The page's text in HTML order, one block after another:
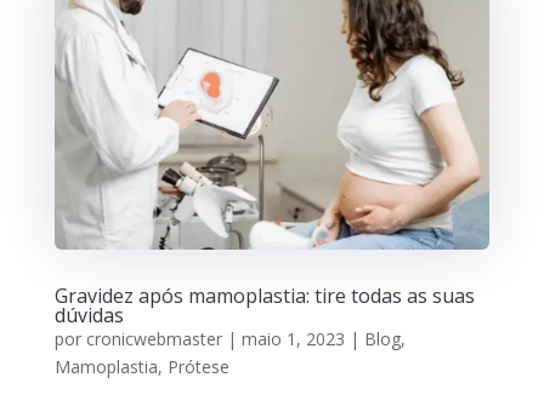
Gravidez após mamoplastia: tire todas as suas
dúvidas
por cronicwebmaster| maio 1, 2023 | Blog,
Mamoplastia, Prótese